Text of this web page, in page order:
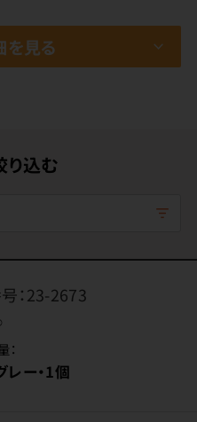
を見る
り込む
：23-2673
：
レー・1個